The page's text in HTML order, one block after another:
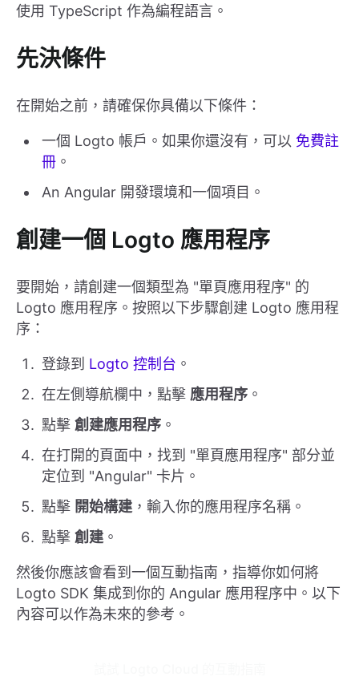
使用 TypeScript 作為編程語言。
先決條件
在開始之前，請確保你具備以下條件：
一個 Logto 帳戶。如果你還沒有，可以 免費註
冊 。
An Angular 開發環境和一個項目。
創建一個 Logto 應用程序
要開始，請創建一個類型為 "單頁應用程序" 的
Logto 應用程序。按照以下步驟創建 Logto 應用程
序：
登錄到 Logto 控制台 。
在左側導航欄中，點擊 應用程序 。
點擊 創建應用程序 。
在打開的頁面中，找到 "單頁應用程序" 部分並
定位到 "Angular" 卡片。
點擊 開始構建，輸入你的應用程序名稱。
點擊 創建。
然後你應該會看到一個互動指南，指導你如何將
Logto SDK 集成到你的 Angular 應用程序中。以下
內容可以作為未來的參考。